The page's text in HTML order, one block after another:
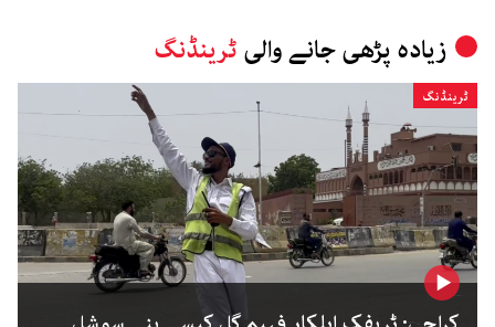
زیادہ پڑھی جانے والی ٹرینڈنگ
ٹرینڈنگ